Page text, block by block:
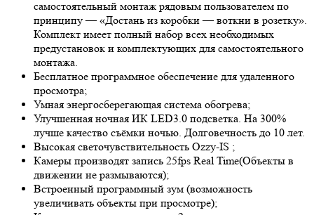
самостоятельный монтаж рядовым пользователем по
принципу — «Достань из коробки — воткни в розетку».
Комплект имеет полный набор всех необходимых
предустановок и комплектующих для самостоятельного
монтажа.
Бесплатное программное обеспечение для удаленного
просмотра;
Умная энергосберегающая система обогрева;
Улучшенная ночная ИК LED3.0 подсветка. На 300%
лучше качество съёмки ночью. Долговечность до 10 лет.
Высокая светочувствительность Ozzy-IS ;
Камеры производят запись 25fps Real Time(Объекты в
движении не размываются);
Встроенный программный зум (возможность
увеличивать объекты при просмотре);